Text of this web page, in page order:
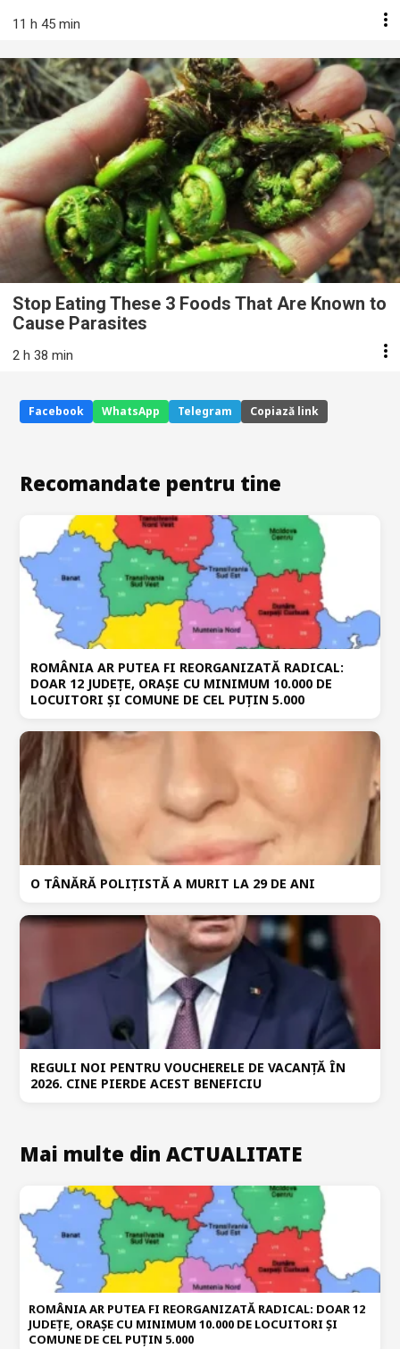
11 h 45 min
Stop Eating These 3 Foods That Are Known to
Cause Parasites
2 h 38 min
Facebook WhatsApp Telegram Copiază link
Recomandate pentru tine
ROMÂNIA AR PUTEA FI REORGANIZATĂ RADICAL:
DOAR 12 JUDEȚE, ORAȘE CU MINIMUM 10.000 DE
LOCUITORI ȘI COMUNE DE CEL PUȚIN 5.000
O TÂNĂRĂ POLIȚISTĂ A MURIT LA 29 DE ANI
REGULI NOI PENTRU VOUCHERELE DE VACANȚĂ ÎN
2026. CINE PIERDE ACEST BENEFICIU
Mai multe din ACTUALITATE
ROMÂNIA AR PUTEA FI REORGANIZATĂ RADICAL: DOAR 12
JUDEȚE, ORAȘE CU MINIMUM 10.000 DE LOCUITORI ȘI
COMUNE DE CEL PUȚIN 5.000